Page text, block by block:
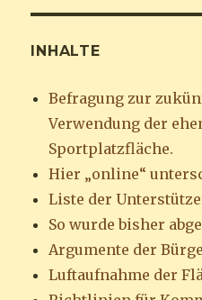
INHALTE
Befragung zur
Verwendung der
Sportplatzfläche.
Hier „online“
Liste der
So wurde bisher
Argumente der
Luftaufnahme der